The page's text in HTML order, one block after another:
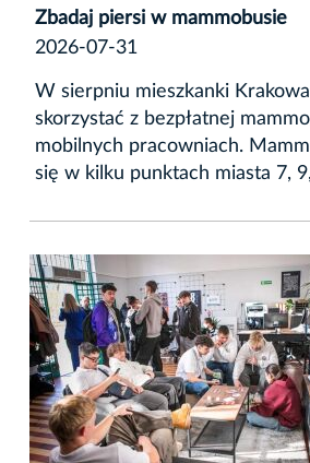
Zbadaj piersi w mammobusie
2026-07-31
W sierpniu mieszkanki
skorzystać z bezpłatnej
mobilnych pracowniach.
się w kilku punktach miasta 7,